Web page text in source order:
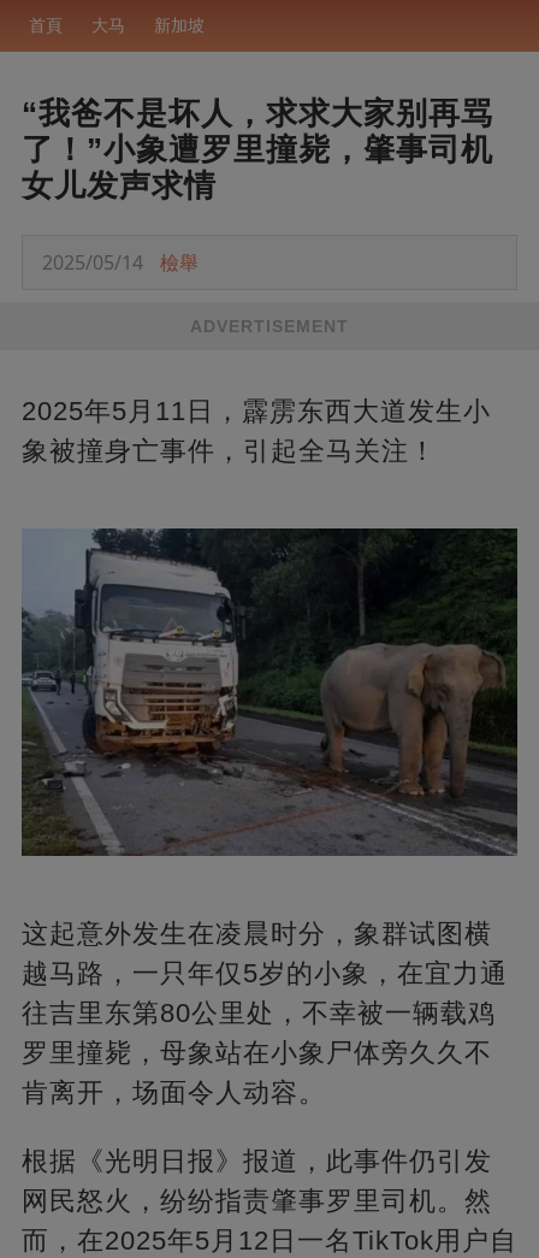
首頁 大马 新加坡
“我爸不是坏人，求求大家别再骂
了！”小象遭罗里撞毙，肇事司机
女儿发声求情
2025/05/14 檢舉
ADVERTISEMENT
2025年5月11日，霹雳东西大道发生小
象被撞身亡事件，引起全马关注！
这起意外发生在凌晨时分，象群试图横
越马路，一只年仅5岁的小象，在宜力通
往吉里东第80公里处，不幸被一辆载鸡
罗里撞毙，母象站在小象尸体旁久久不
肯离开，场面令人动容。
根据《光明日报》报道，此事件仍引发
网民怒火，纷纷指责肇事罗里司机。然
而，在2025年5月12日一名TikTok用户自